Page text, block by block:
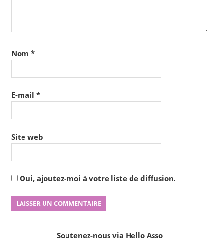
Nom *
E-mail *
Site web
Oui, ajoutez-moi à votre liste de diffusion.
Soutenez-nous via Hello Asso